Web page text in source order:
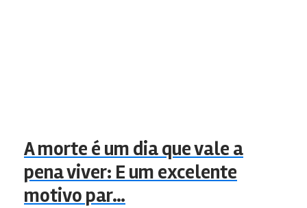
A morte é um dia que vale a
pena viver: E um excelente
motivo par…